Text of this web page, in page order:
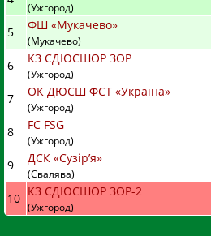
(Ужгород)
5 ФШ «Мукачево»
(Мукачево)
6 КЗ СДЮСШОР ЗОР
(Ужгород)
7 ОК ДЮСШ ФСТ «Україна»
(Ужгород)
8 FC FSG
(Ужгород)
9 ДСК «Сузір’я»
(Свалява)
10 КЗ СДЮСШОР ЗОР-2
(Ужгород)